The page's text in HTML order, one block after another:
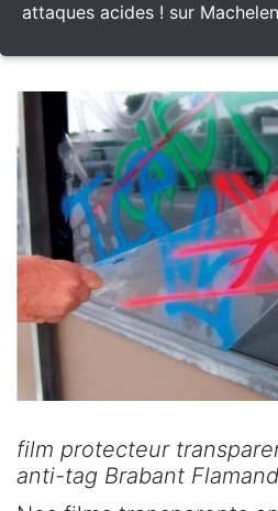
attaques acides ! sur Machelen
film protecteur
anti-tag Brabant Flamand